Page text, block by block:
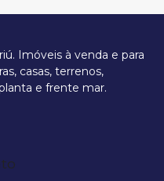
Imóveis à venda e para
casas, terrenos,
e frente mar.